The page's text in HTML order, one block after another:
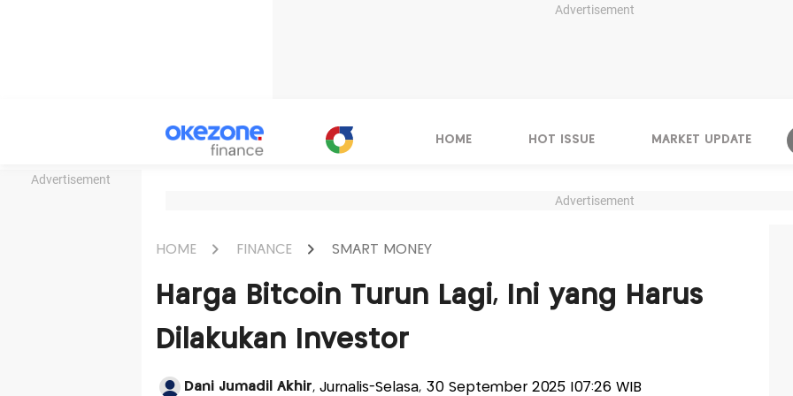
Advertisement
Advertisement
HOME HOT ISSUE MARKET UPDATE
Advertisement
HOME FINANCE SMART MONEY
Harga Bitcoin Turun Lagi, Ini yang Harus
Dilakukan Investor
Dani Jumadil Akhir, Jurnalis-Selasa, 30 September 2025 |07:26 WIB